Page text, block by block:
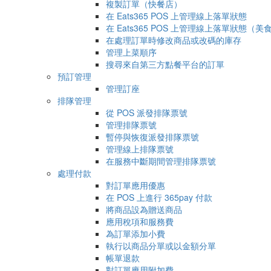
複製訂單（快餐店）
在 Eats365 POS 上管理線上落單狀態
在 Eats365 POS 上管理線上落單狀態（美食
在處理訂單時修改商品或改碼的庫存
管理上菜順序
搜尋來自第三方點餐平台的訂單
預訂管理
管理訂座
排隊管理
從 POS 派發排隊票號
管理排隊票號
暫停與恢復派發排隊票號
管理線上排隊票號
在服務中斷期間管理排隊票號
處理付款
對訂單應用優惠
在 POS 上進行 365pay 付款
將商品設為贈送商品
應用稅項和服務費
為訂單添加小費
執行以商品分單或以金額分單
帳單退款